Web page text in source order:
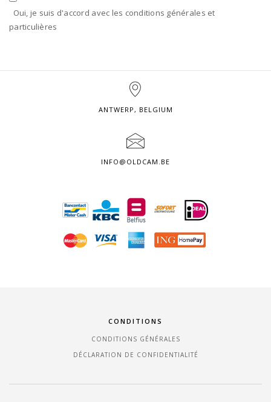
Oui, je suis d'accord avec les conditions générales et
particulières
ANTWERP, BELGIUM
INFO@OLDCAM.BE
CONDITIONS
CONDITIONS GÉNÉRALES
DÉCLARATION DE CONFIDENTIALITÉ